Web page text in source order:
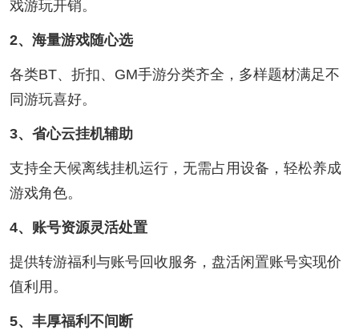
戏游玩开销。
2、海量游戏随心选
各类BT、折扣、GM手游分类齐全，多样题材满足不
同游玩喜好。
3、省心云挂机辅助
支持全天候离线挂机运行，无需占用设备，轻松养成
游戏角色。
4、账号资源灵活处置
提供转游福利与账号回收服务，盘活闲置账号实现价
值利用。
5、丰厚福利不间断